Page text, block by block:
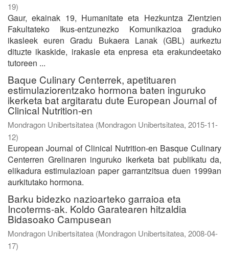
19)
Gaur, ekainak 19, Humanitate eta Hezkuntza Zientzien
Fakultateko Ikus-entzunezko Komunikazioa graduko
ikasleek euren Gradu Bukaera Lanak (GBL) aurkeztu
dituzte ikaskide, irakasle eta enpresa eta erakundeetako
tutoreen ...
Baque Culinary Centerrek, apetituaren
estimulaziorentzako hormona baten inguruko
ikerketa bat argitaratu dute European Journal of
Clinical Nutrition-en
Mondragon Unibertsitatea (Mondragon Unibertsitatea, 2015-11-
12)
European Journal of Clinical Nutrition-en Basque Culinary
Centerren Grelinaren inguruko ikerketa bat publikatu da,
elikadura estimulazioan paper garrantzitsua duen 1999an
aurkitutako hormona.
Barku bidezko nazioarteko garraioa eta
Incoterms-ak. Koldo Garatearen hitzaldia
Bidasoako Campusean
Mondragon Unibertsitatea (Mondragon Unibertsitatea, 2008-04-
17)